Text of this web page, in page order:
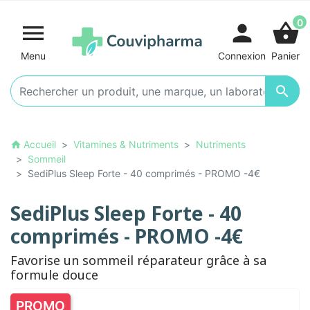

Menu

person
Connexion
shopping_basket0
Panier
home Accueil Vitamines & Nutriments
Nutriments
Sommeil
SediPlus Sleep Forte - 40 comprimés - PROMO -4€
SediPlus Sleep Forte - 40
comprimés - PROMO -4€
Favorise un sommeil réparateur grâce à sa
formule douce
PROMO